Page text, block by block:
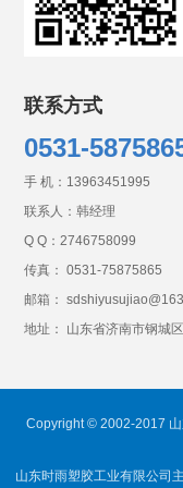
联系方式
0531-
手 机： 13963451995
联系人：韩经理
Q Q： 2746758099
传真： 0531-75875865
邮箱：
地址： 山东省济南市钢城
Copyright © 2002-2017
山东时雨塑胶工业有限公司